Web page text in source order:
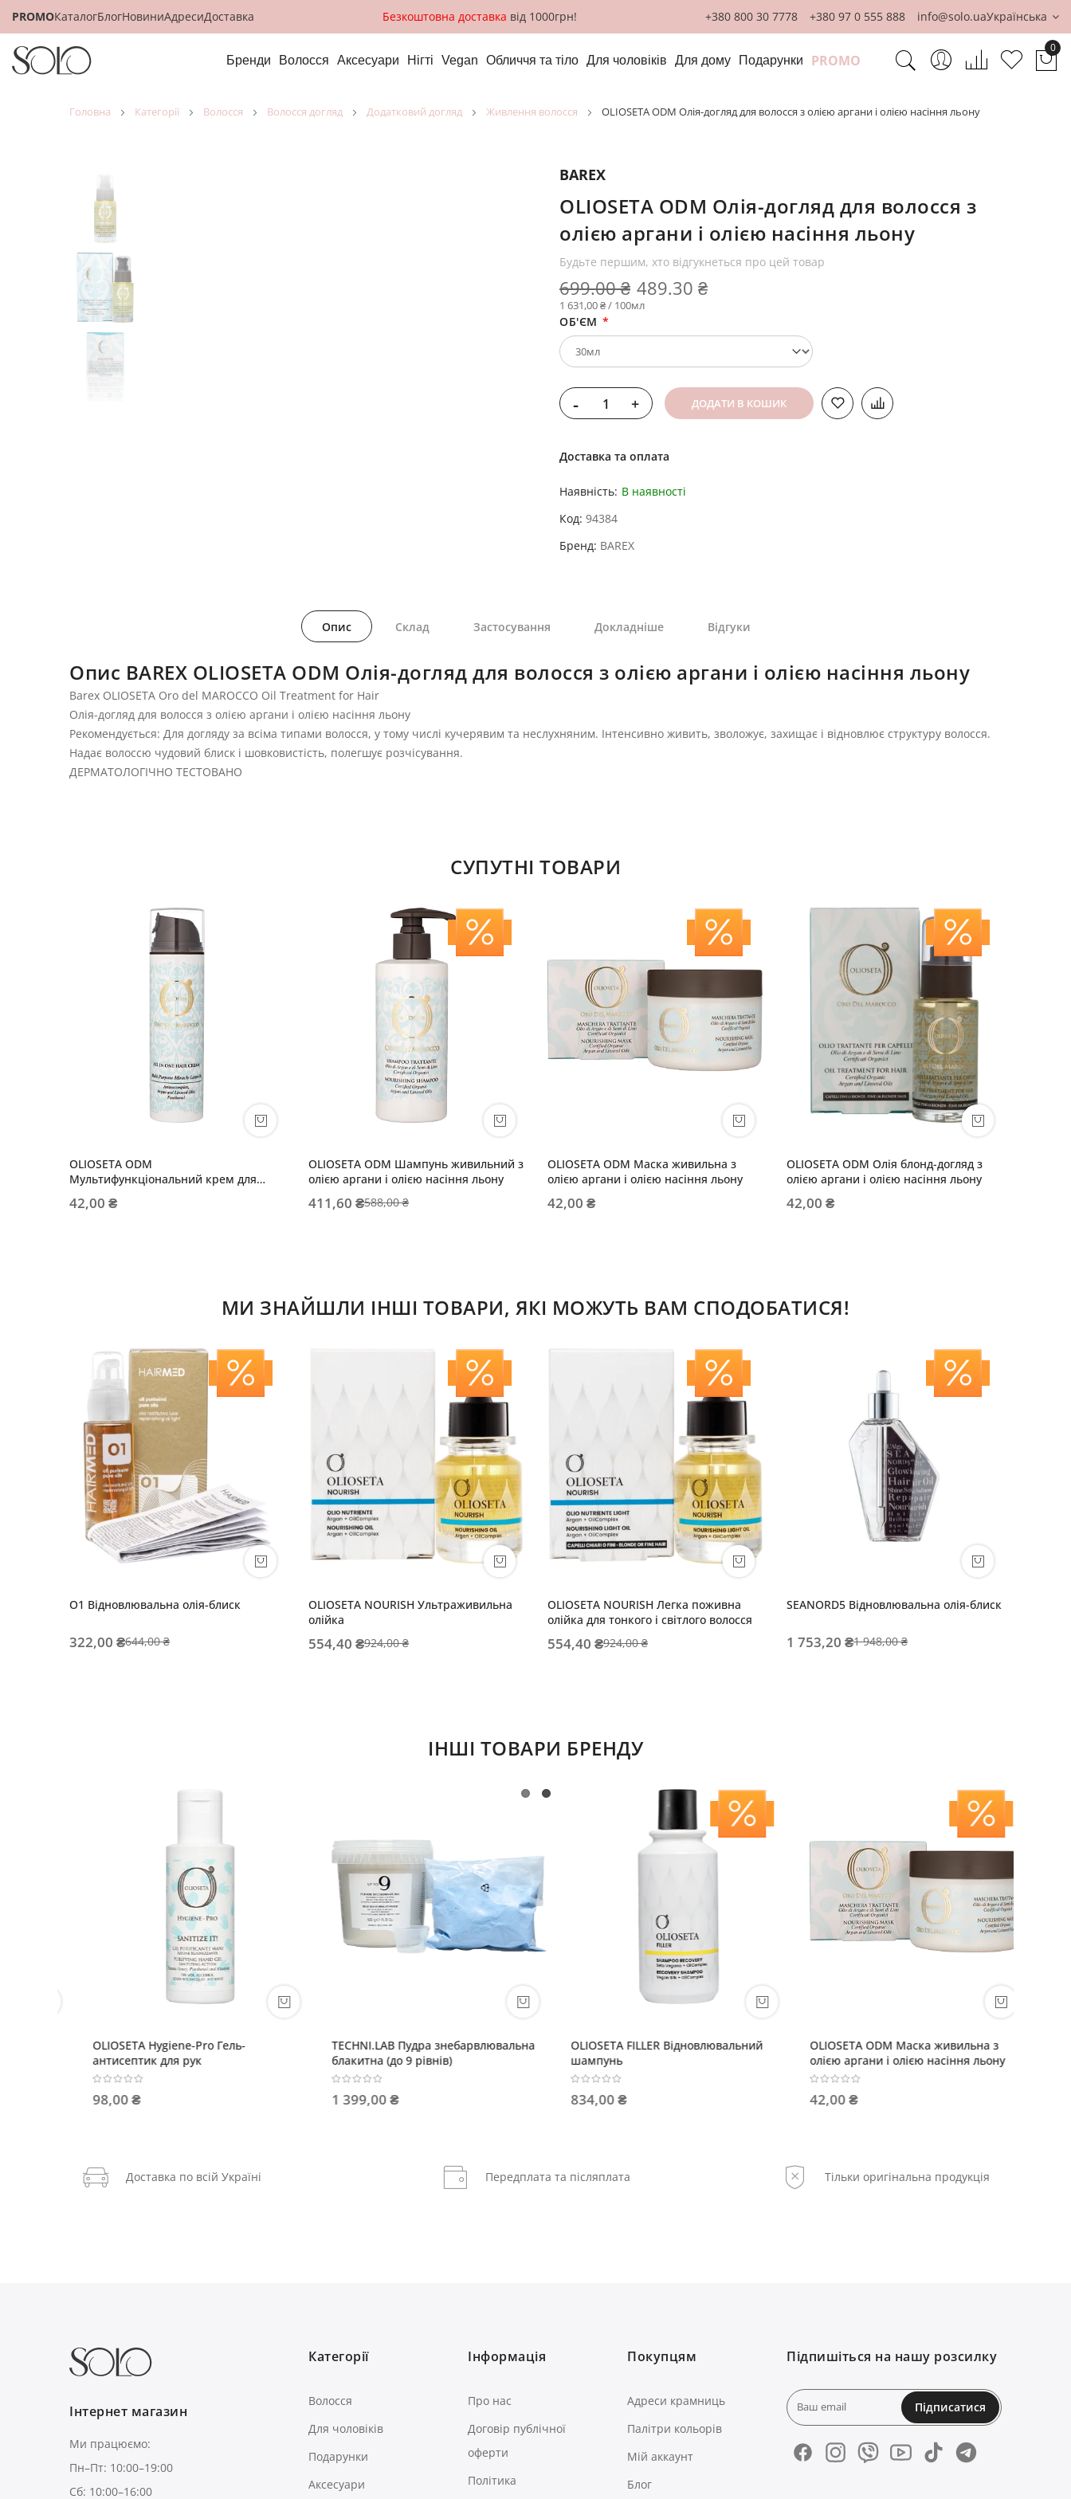
PROMOКаталогБлогНовиниАдресиДоставка Безкоштовна доставка від 1000грн! +380 800 30 7778 +380 97 0 555 888 info@solo.uaУкраїнська
Бренди Волосся Аксесуари Нігті Vegan Обличчя та тіло Для чоловіків Для дому Подарунки PROMO
0
головна категорії волосся волосся догляд додатковий догляд живлення волосся OLIOSETA ODM Олія-догляд для волосся з олією аргани і олією насіння льону
BAREX
OLIOSETA ODM Олія-догляд для волосся з
олією аргани і олією насіння льону
Будьте першим, хто відгукнеться про цей товар
489.30 ₴
699.00 ₴
1 631,00 ₴ / 100мл
ОБ'ЄМ
- + ДОДАТИ В КОШИК
Доставка та оплата
Наявність: В наявності
Код 94384
Бренд BAREX
Опис
Опис BAREX OLIOSETA ODM Олія-догляд для волосся з олією аргани і олією насіння льону
Barex OLIOSETA Oro del MAROCCO Oil Treatment for Hair
Олія-догляд для волосся з олією аргани і олією насіння льону
Рекомендується: Для догляду за всіма типами волосся, у тому числі кучерявим та неслухняним. Інтенсивно живить, зволожує, захищає і відновлює структуру волосся.
Надає волоссю чудовий блиск і шовковистість, полегшує розчісування.
ДЕРМАТОЛОГІЧНО ТЕСТОВАНО
Склад Застосування Докладніше Відгуки
СУПУТНІ ТОВАРИ
OLIOSETA ODM
Мультифункціональний крем для
42,00 ₴
OLIOSETA ODM Шампунь живильний з
олією аргани і олією насіння льону
411,60 ₴588,00 ₴
OLIOSETA ODM Маска живильна з
олією аргани і олією насіння льону
42,00 ₴
OLIOSETA ODM Олія блонд-догляд з
олією аргани і олією насіння льону
42,00 ₴
МИ ЗНАЙШЛИ ІНШІ ТОВАРИ, ЯКІ МОЖУТЬ ВАМ СПОДОБАТИСЯ!
O1 Відновлювальна олія-блиск
322,00 ₴644,00 ₴
OLIOSETA NOURISH Ультраживильна
олійка
554,40 ₴924,00 ₴
OLIOSETA NOURISH Легка поживна
олійка для тонкого і світлого волосся
554,40 ₴924,00 ₴
SEANORD5 Відновлювальна олія-блиск
1 753,20 ₴1 948,00 ₴
ІНШІ ТОВАРИ БРЕНДУ
OLIOSETA Hygiene-Pro Гель-
антисептик для рук
98,00 ₴
TECHNI.LAB Пудра знебарвлювальна
блакитна (до 9 рівнів)
1 399,00 ₴
OLIOSETA FILLER Відновлювальний
шампунь
834,00 ₴
OLIOSETA ODM Маска живильна з
олією аргани і олією насіння льону
42,00 ₴
Доставка по всій Україні Передплата та післяплата Тільки оригінальна продукція
Інтернет магазин
Ми працюємо:
Пн–Пт: 10:00–19:00
Сб: 10:00–16:00
Категорії
Волосся
Для чоловіків
Подарунки
Аксесуари
Інформація
Про нас
Договір публічної
оферти
Політика
Покупцям
Адреси крамниць
Палітри кольорів
Мій аккаунт
Блог
Підпишіться на нашу розсилку
Підписатися